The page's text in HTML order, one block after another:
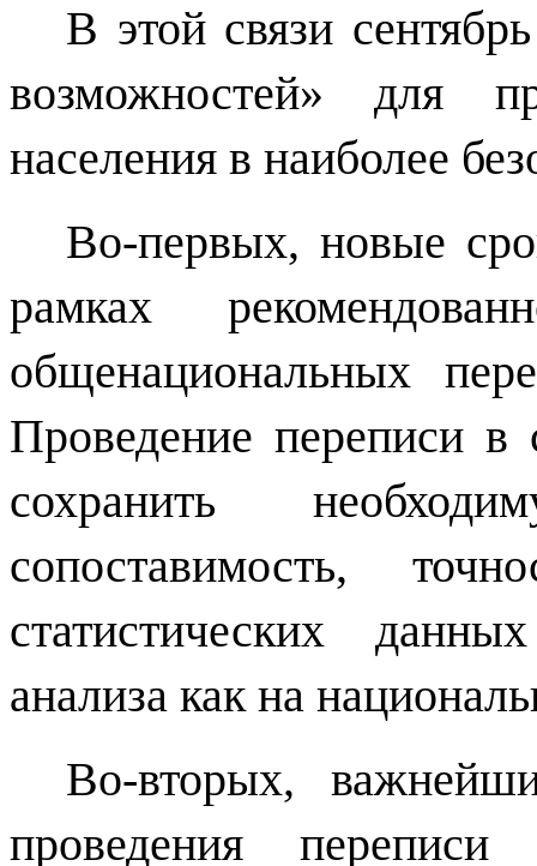
В этой связи
возможностей» для
населения в наиболее
Во-первых, новые
рамках
общенациональных
Проведение переписи в
сохранить
сопоставимость,
статистических
анализа как на
Во-вторых,
проведения переписи